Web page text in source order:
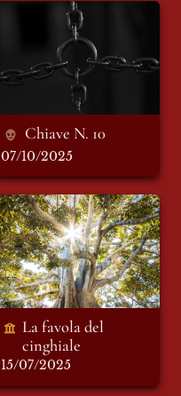
N. 10
Chiave N. 10
07/10/2025
favola del
La favola del
cinghiale
15/07/2025